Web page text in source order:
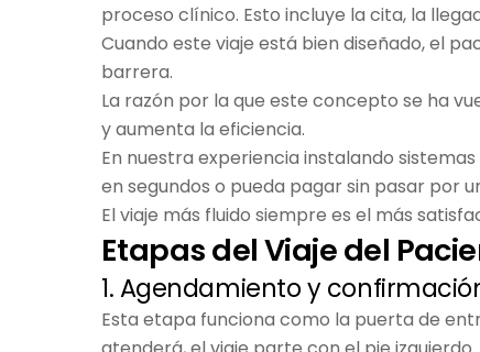
proceso clínico. Esto incluye la cita, la
Cuando este viaje está bien diseñado, el
barrera.
La razón por la que este concepto se ha
y aumenta la eficiencia.
En nuestra experiencia instalando
en segundos o pueda pagar sin pasar por
El viaje más fluido siempre es el más
Etapas del Viaje del
1. Agendamiento y
Esta etapa funciona como la puerta de